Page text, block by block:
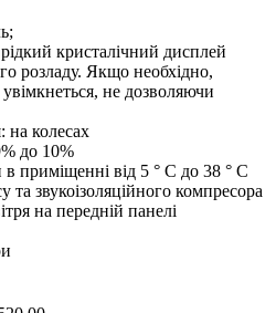
кристалічний дисплей
розладу. Якщо необхідно,
не дозволяючи
на колесах
до 10%
в приміщенні від 5 ° С до 38 ° С
звукоізоляційного компресора
на передній панелі